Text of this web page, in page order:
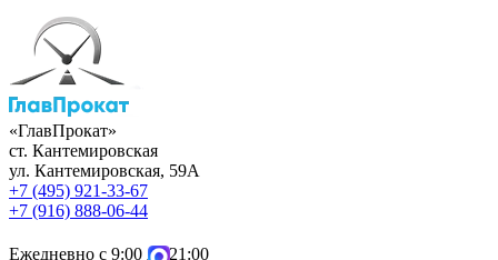
«ГлавПрокат»
ст. Кантемировская
ул. Кантемировская, 59А
+7 (495) 921-33-67
+7 (916) 888-06-44
Ежедневно с 9:00 до 21:00